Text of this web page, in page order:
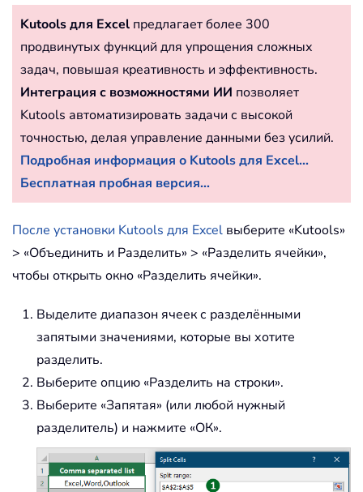
Kutools для Excel предлагает более 300
продвинутых функций для упрощения сложных
задач, повышая креативность и эффективность.
Интеграция с возможностями ИИ позволяет
Kutools автоматизировать задачи с высокой
точностью, делая управление данными без усилий.
Подробная информация о Kutools для Excel...
Бесплатная пробная версия...
После установки Kutools для Excel выберите «Kutools»
> «Объединить и Разделить» > «Разделить ячейки»,
чтобы открыть окно «Разделить ячейки».
Выделите диапазон ячеек с разделёнными
запятыми значениями, которые вы хотите
разделить.
Выберите опцию «Разделить на строки».
Выберите «Запятая» (или любой нужный
разделитель) и нажмите «ОК».